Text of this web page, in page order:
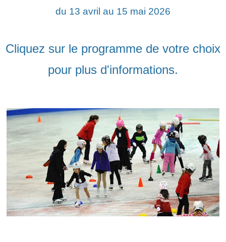
du 13 avril au 15 mai 2026
Cliquez sur le programme de votre choix
pour plus d'informations.